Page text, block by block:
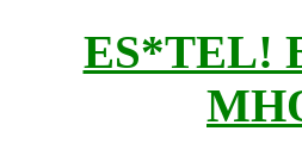
ES*TEL!